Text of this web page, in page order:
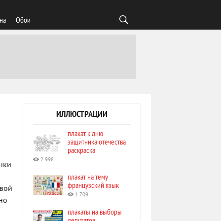
Обои
ИЛЛЮСТРАЦИИ
плакат к дню
защитника отечества
раскраска
2 998
плакат на тему
французский язык
1 709
плакаты на выборы